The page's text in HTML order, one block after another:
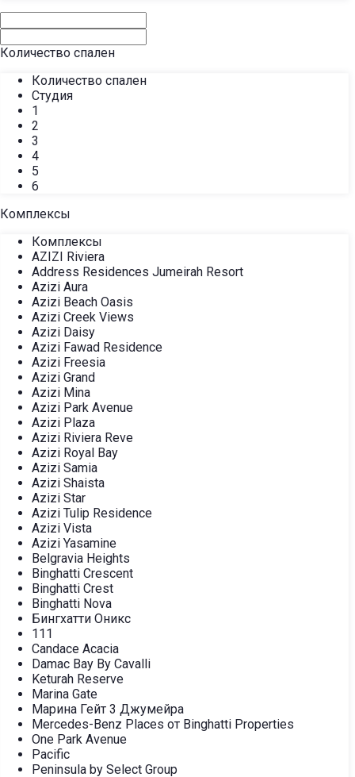
Количество спален
Количество спален
Студия
1
2
3
4
5
6
Комплексы
Комплексы
AZIZI Riviera
Address Residences Jumeirah Resort
Azizi Aura
Azizi Beach Oasis
Azizi Creek Views
Azizi Daisy
Azizi Fawad Residence
Azizi Freesia
Azizi Grand
Azizi Mina
Azizi Park Avenue
Azizi Plaza
Azizi Riviera Reve
Azizi Royal Bay
Azizi Samia
Azizi Shaista
Azizi Star
Azizi Tulip Residence
Azizi Vista
Azizi Yasamine
Belgravia Heights
Binghatti Crescent
Binghatti Crest
Binghatti Nova
Бингхатти Оникс
111
Candace Acacia
Damac Bay By Cavalli
Keturah Reserve
Marina Gate
Марина Гейт 3 Джумейра
Mercedes-Benz Places от Binghatti Properties
One Park Avenue
Pacific
Peninsula by Select Group